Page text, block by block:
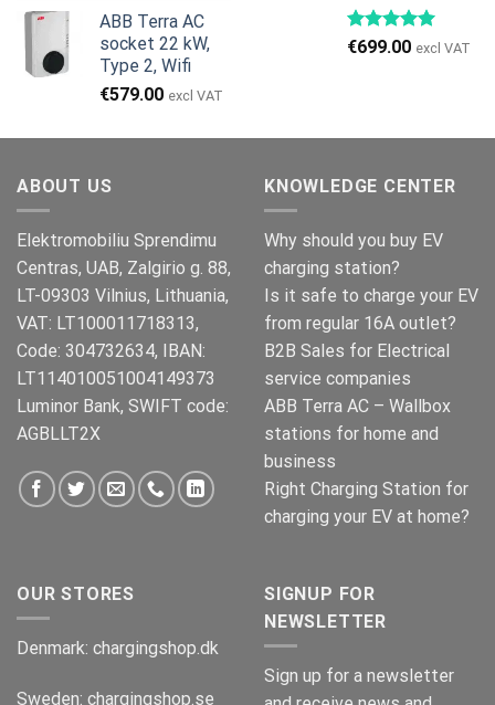
pris
var:
€999.00.
pris
er:
€979.00.
ABB Terra AC
socket 22 kW,
Type 2, Wifi
€579.00 excl VAT
€699.00 excl VAT
ABOUT US
Elektromobiliu Sprendimu
Centras, UAB, Zalgirio g. 88,
LT-09303 Vilnius, Lithuania,
VAT: LT100011718313,
Code: 304732634, IBAN:
LT114010051004149373
Luminor Bank, SWIFT code:
AGBLLT2X
KNOWLEDGE CENTER
Why should you buy EV
charging station?
Is it safe to charge your EV
from regular 16A outlet?
B2B Sales for Electrical
service companies
ABB Terra AC – Wallbox
stations for home and
business
Right Charging Station for
charging your EV at home?
OUR STORES
Denmark: chargingshop.dk
Sweden: chargingshop.se
SIGNUP FOR
NEWSLETTER
Sign up for a newsletter